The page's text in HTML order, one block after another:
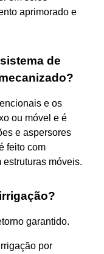
aprimorado e
de
e os
ou móvel e é
e aspersores
feito com
móveis.
garantido.
por